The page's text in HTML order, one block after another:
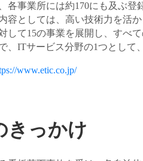
各事業所には約170にも及ぶ登
容としては、高い技術力を活
して15の事業を展開し、すべ
、ITサービス分野の1つとして
www.etic.co.jp/
きっかけ